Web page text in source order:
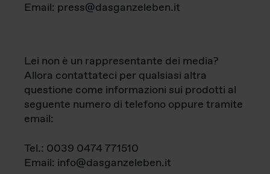
Email: press@dasganzeleben.it
Lei non è un rappresentante dei media?
Allora contattateci per qualsiasi altra
questione come informazioni sui prodotti al
seguente numero di telefono oppure tramite
email:
Tel.: 0039 0474 771510
Email: info@dasganzeleben.it